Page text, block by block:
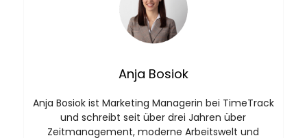
Anja Bosiok
Anja Bosiok ist Marketing Managerin bei TimeTrack
und schreibt seit über drei Jahren über
Zeitmanagement, moderne Arbeitswelt und